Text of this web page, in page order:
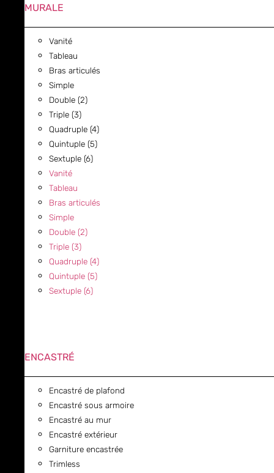
MURALE
Vanité
Tableau
Bras articulés
Simple
Double (2)
Triple (3)
Quadruple (4)
Quintuple (5)
Sextuple (6)
Vanité
Tableau
Bras articulés
Simple
Double (2)
Triple (3)
Quadruple (4)
Quintuple (5)
Sextuple (6)
ENCASTRÉ
Encastré de plafond
Encastré sous armoire
Encastré au mur
Encastré extérieur
Garniture encastrée
Trimless